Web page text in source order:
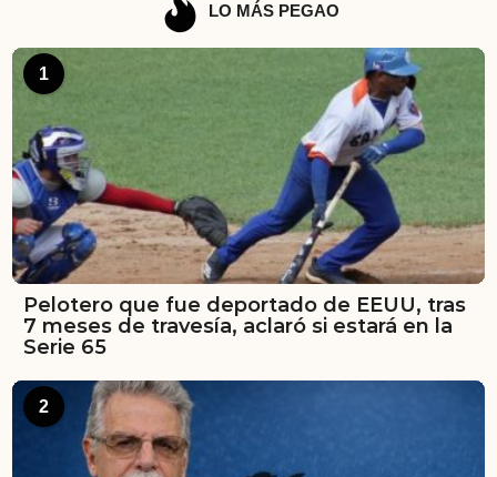
LO MÁS PEGAO
1
Pelotero que fue deportado de EEUU, tras
7 meses de travesía, aclaró si estará en la
Serie 65
2